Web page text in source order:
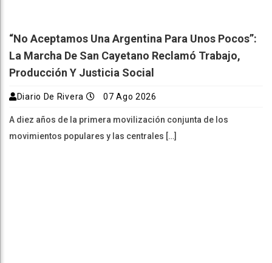
“No Aceptamos Una Argentina Para Unos Pocos”:
La Marcha De San Cayetano Reclamó Trabajo,
Producción Y Justicia Social
Diario De Rivera 07 Ago 2026
A diez años de la primera movilización conjunta de los
movimientos populares y las centrales […]